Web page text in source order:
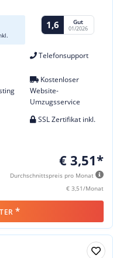
1,6 Gut
01/2026
Telefonsupport
Kostenloser
Website-
Umzugsservice
SSL Zertifikat inkl.
€ 3,51*
Durchschnittspreis pro Monat
€ 3,51/Monat
*